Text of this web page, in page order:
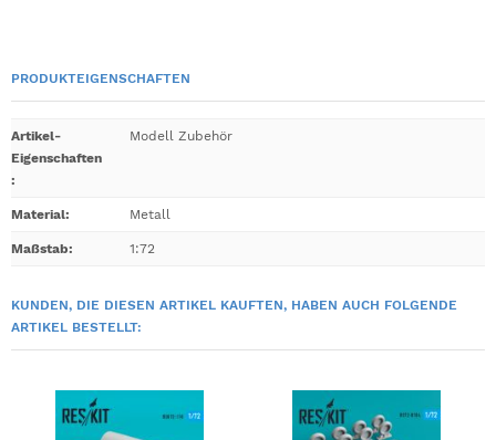
PRODUKTEIGENSCHAFTEN
Artikel-
Eigenschaften
:
Modell Zubehör
Material: Metall
Maßstab: 1:72
KUNDEN, DIE DIESEN ARTIKEL KAUFTEN, HABEN AUCH FOLGENDE
ARTIKEL BESTELLT: